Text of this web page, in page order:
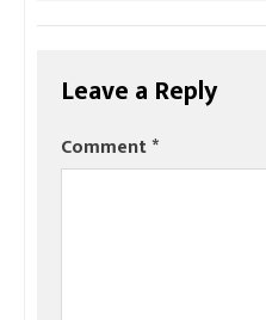
Leave a Reply
Comment*